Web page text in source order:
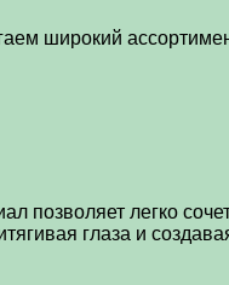
широкий
позволяет легко
глаза и